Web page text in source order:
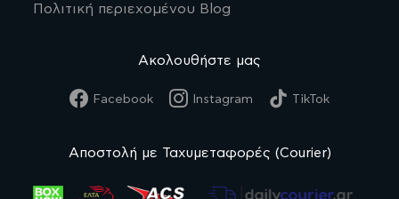
Πολιτική περιεχομένου Blog
Ακολουθήστε μας
Facebook Instagram TikTok
Αποστολή με Ταχυμεταφορές (Courier)